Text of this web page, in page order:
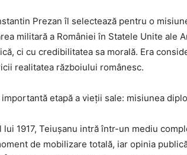
Prezan îl selectează pentru o
militară a României în Statele Unite ale
ci cu credibilitatea sa morală. Era
realitatea războiului românesc.
etapă a vieții sale: misiunea
lui 1917, Teiușanu intră într-un mediu
de mobilizare totală, iar opinia